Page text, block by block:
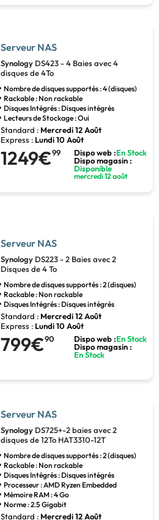
Serveur NAS
Synology DS423 - 4 Baies avec 4
disques de 4To
Nombre de disques supportés : 4 (disques)
Rackable : Non rackable
Disques Intégrés : Disques intégrés
Lecteurs de Stockage : Oui
Standard : Mercredi 12 Août
Express : Lundi 10 Août
1249€99 Dispo web :En Stock
Dispo magasin :
Disponible
mercredi 12 août
Serveur NAS
Synology DS223 - 2 Baies avec 2
Disques de 4 To
Nombre de disques supportés : 2 (disques)
Rackable : Non rackable
Disques Intégrés : Disques intégrés
Standard : Mercredi 12 Août
Express : Lundi 10 Août
799€90 Dispo web :En Stock
Dispo magasin :
En Stock
Serveur NAS
Synology DS725+-2 baies avec 2
disques de 12To HAT3310-12T
Nombre de disques supportés : 2 (disques)
Rackable : Non rackable
Disques Intégrés : Disques intégrés
Processeur : AMD Ryzen Embedded
Mémoire RAM : 4 Go
Norme : 2.5 Gigabit
Standard : Mercredi 12 Août